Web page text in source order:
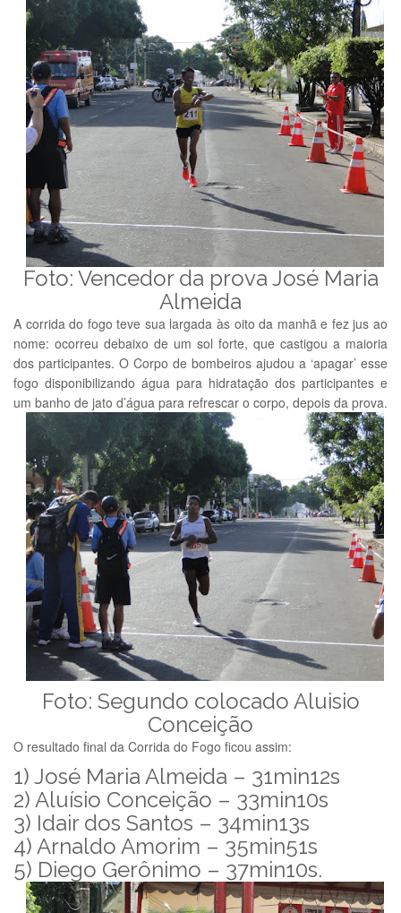
Foto: Vencedor da prova José Maria
Almeida
A corrida do fogo teve sua largada às oito da manhã e fez jus ao
nome: ocorreu debaixo de um sol forte, que castigou a maioria
dos participantes. O Corpo de bombeiros ajudou a ‘apagar’ esse
fogo disponibilizando água para hidratação dos participantes e
um banho de jato d’água para refrescar o corpo, depois da prova.
Foto: Segundo colocado Aluisio
Conceição
O resultado final da Corrida do Fogo ficou assim:
1) José Maria Almeida – 31min12s
2) Aluísio Conceição – 33min10s
3) Idair dos Santos – 34min13s
4) Arnaldo Amorim – 35min51s
5) Diego Gerônimo – 37min10s.